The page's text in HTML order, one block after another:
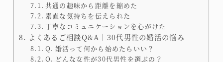
共通の趣味から距離を縮めた
素直な気持ちを伝えられた
丁寧なコミュニケーションを心がけた
よくあるご相談Q&A｜30代男性の婚活の悩み
Q. 婚活って何から始めたらいい？
Q. どんな女性が30代男性を選ぶの？